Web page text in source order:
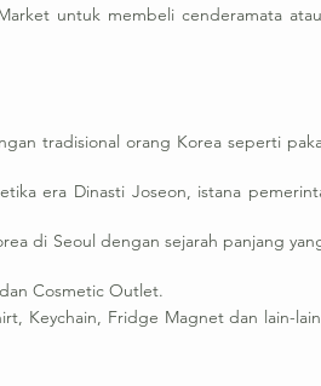
untuk membeli cenderamata
tradisional orang Korea seperti
era Dinasti Joseon, istana
di Seoul dengan sejarah panjang
Cosmetic Outlet.
Keychain, Fridge Magnet dan lain-